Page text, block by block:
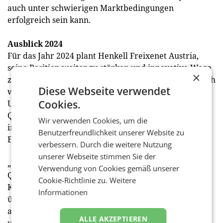
auch unter schwierigen Marktbedingungen
erfolgreich sein kann.
Ausblick 2024
Für das Jahr 2024 plant Henkell Freixenet Austria,
seine Position weiter zu stärken und innovative Wege
zu finden, um den Bedürfnissen der Verbraucher auch
weiterhin gerecht zu sein. Dabei setzt das
Unternehmen auf permanente Investitionen in
Qualität, enge Zusammenarbeit mit Winzern und
innovative Zukunftsvisionen als Grundpfeiler des
Erfolgs.
„Unser Sortiment wird für seine hervorragende
Qualität geschätzt, und genau da wollen wir unsere
Kunden noch stärker abholen. Wir sind davon
überzeugt, dass wir unseren Erfolg 2024 weiter
ausbauen können, indem wir weiterhin auf Qualität
×
Diese Webseite verwendet
Cookies.
Wir verwenden Cookies, um die
Benutzerfreundlichkeit unserer Website zu
verbessern. Durch die weitere Nutzung
unserer Webseite stimmen Sie der
Verwendung von Cookies gemäß unserer
Cookie-Richtlinie zu.Weitere
Informationen
ALLE AKZEPTIEREN